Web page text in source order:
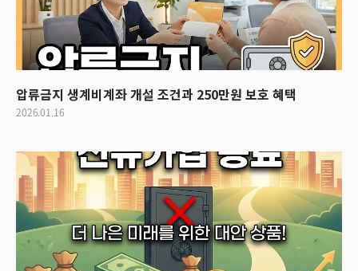
압류금지 생계비계좌 개설 조건과 250만원 보호 혜택
2026.01.16